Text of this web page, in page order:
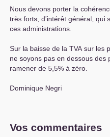
Nous devons porter la
très forts, d’intérêt général, qui
ces administrations.
Sur la baisse de la TVA sur les
ne soyons pas en dessous des
ramener de 5,5% à zéro.
Dominique Negri
Vos commentaires